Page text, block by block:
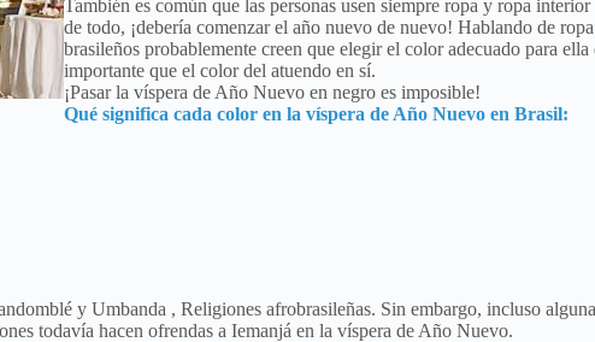
También es común que las personas usen siempre ropa y ropa interior
de todo, ¡debería comenzar el año nuevo de nuevo! Hablando de
brasileños probablemente creen que elegir el color adecuado para ella
importante que el color del atuendo en sí.
¡Pasar la víspera de Año Nuevo en negro es imposible!
Qué significa cada color en la víspera de Año Nuevo en Brasil:
y Umbanda , Religiones afrobrasileñas. Sin embargo, incluso
todavía hacen ofrendas a Iemanjá en la víspera de Año Nuevo.